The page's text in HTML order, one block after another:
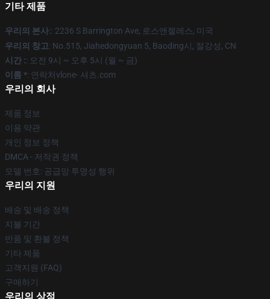
기타 제품
우리의 본사:: 2236 S Barrington Ave, 로스앤젤레스, 미국
우리의 창고: No.515, Jiahedongyuan 5, Baoding시, 절강성, CN
시간 :: 오전 9시 ~ 오후 5시 (월 ~ 금)
이름 *: 연락처vlone- 셔츠.com
우리의 회사
제품 정보
이용 약관
개인 정보 정책
DMCA - 저작권 정책
모델 번호: 공급망 투명성 행위
우리의 지원
배송 및 배송 정책
지불 기간
반품 및 환불 정책
기타 제품
고객지원 (FAQ)
구매하기
우리의 상점